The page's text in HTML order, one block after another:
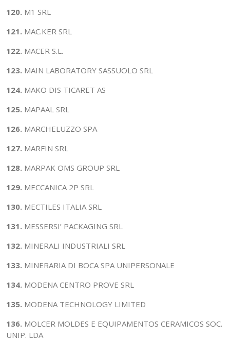
120. M1 SRL
121. MAC.KER SRL
122. MACER S.L.
123. MAIN LABORATORY SASSUOLO SRL
124. MAKO DIS TICARET AS
125. MAPAAL SRL
126. MARCHELUZZO SPA
127. MARFIN SRL
128. MARPAK OMS GROUP SRL
129. MECCANICA 2P SRL
130. MECTILES ITALIA SRL
131. MESSERSI’ PACKAGING SRL
132. MINERALI INDUSTRIALI SRL
133. MINERARIA DI BOCA SPA UNIPERSONALE
134. MODENA CENTRO PROVE SRL
135. MODENA TECHNOLOGY LIMITED
136. MOLCER MOLDES E EQUIPAMENTOS CERAMICOS SOC.
UNIP. LDA